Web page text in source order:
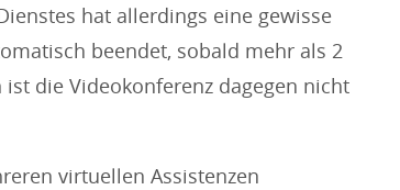
hat allerdings eine gewisse
beendet, sobald mehr als 2
die Videokonferenz dagegen nicht
virtuellen Assistenzen